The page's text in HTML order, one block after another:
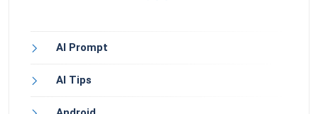
AI Prompt
AI Tips